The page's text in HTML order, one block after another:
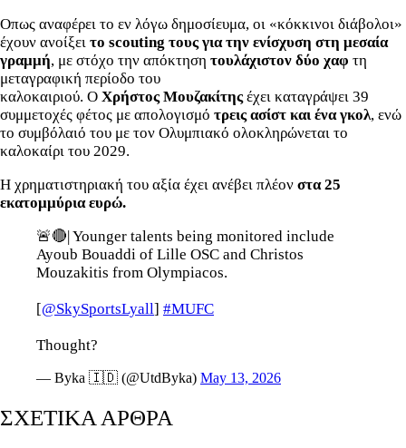
Οπως αναφέρει το εν λόγω δημοσίευμα, οι «κόκκινοι διάβολοι»
έχουν ανοίξει το scouting τους για την ενίσχυση στη μεσαία
γραμμή, με στόχο την απόκτηση τουλάχιστον δύο χαφ τη
μεταγραφική περίοδο του
καλοκαιριού. Ο ΧρήστοςΜουζακίτηςέχει καταγράψει 39
συμμετοχές φέτος με απολογισμό τρεις ασίστ και ένα γκολ, ενώ
το συμβόλαιό του με τον Ολυμπιακό ολοκληρώνεται το
καλοκαίρι του 2029.
Η χρηματιστηριακή του αξία έχει ανέβει πλέον στα 25
εκατομμύρια ευρώ.
🚨🔴| Younger talents being monitored include
Ayoub Bouaddi of Lille OSC and Christos
Mouzakitis from Olympiacos.
[@SkySportsLyall] #MUFC
Thought?
— Byka 🇮🇩 (@UtdByka) May 13, 2026
ΣΧΕΤΙΚΑ ΑΡΘΡΑ